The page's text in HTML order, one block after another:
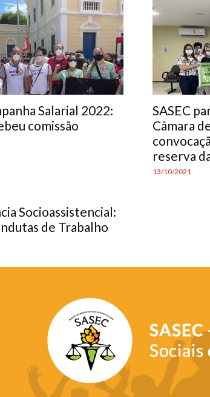
Salarial 2022:
comissão
SASEC
Câmara
reserva
13/10/2021
Socioassistencial:
de Trabalho